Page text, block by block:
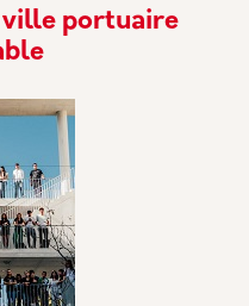
ville portuaire